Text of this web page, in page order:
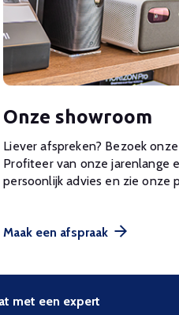
Onze showroom
Liever afspreken? Bezoek
Profiteer van onze jarenlange
persoonlijk advies en zie onze
Maak een afspraak
met een expert